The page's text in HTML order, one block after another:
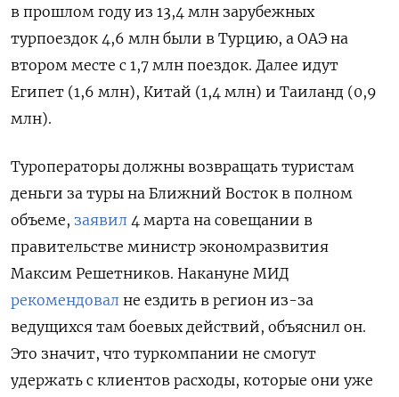
в прошлом году из 13,4 млн зарубежных
турпоездок 4,6 млн были в Турцию, а ОАЭ на
втором месте с 1,7 млн поездок. Далее идут
Египет (1,6 млн), Китай (1,4 млн) и Таиланд (0,9
млн).
Туроператоры должны возвращать туристам
деньги за туры на Ближний Восток в полном
объеме, заявил 4 марта на совещании в
правительстве министр экономразвития
Максим Решетников. Накануне МИД
рекомендовал не ездить в регион из-за
ведущихся там боевых действий, объяснил он.
Это значит, что туркомпании не смогут
удержать с клиентов расходы, которые они уже